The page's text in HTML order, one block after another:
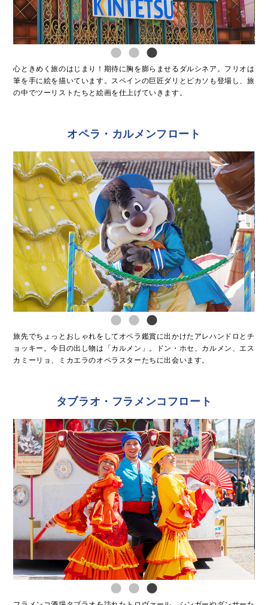
心ときめく旅のはじまり！期待に胸を膨らませるダルシネア。フリオは
筆を手に絵を描いています。スペインの巨匠ダリとピカソも登場し、旅
の中でツーリストたちと絵画を仕上げていきます。
オペラ・カルメンフロート
旅先でちょっとおしゃれをしてオペラ鑑賞に出かけたアレハンドロとチ
ョッキー。今日の出し物は「カルメン」。ドン・ホセ、カルメン、エス
カミーリョ、ミカエラのオペラスターたちに出会います。
タブラオ・フラメンコフロート